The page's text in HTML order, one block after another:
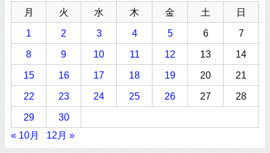
月 火 水 木 金 土 日
1 2 3 4 5 6 7
8 9 10 11 12 13 14
15 16 17 18 19 20 21
22 23 24 25 26 27 28
29
30
« 10月
12月 »